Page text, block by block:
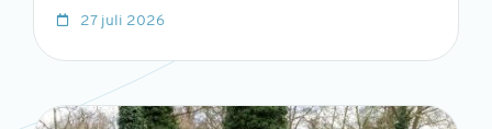
27 juli 2026